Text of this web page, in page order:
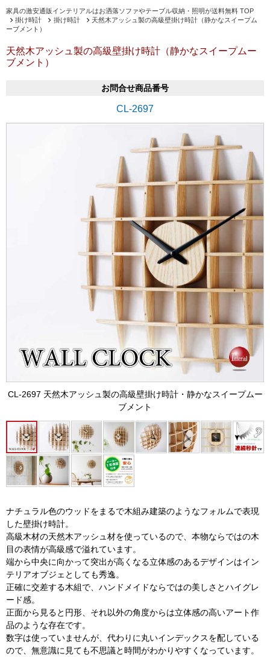
家具の激安通販インテリアルはお洒落ソファやテーブル収納・照明が送料無料 TOP
掛け時計
掛け時計
天然木アッシュ製の高級壁掛け時計（静かなスイープム
ーブメント）
天然木アッシュ製の高級壁掛け時計（静かなスイープムー
ブメント）
お問合せ商品番号
CL-2697
CL-2697 天然木アッシュ製の高級壁掛け時計・静かなスイープムー
ブメント
ナチュラル色のウッドをまるで木組み建築のようなフォルムで表現
した壁掛け時計。
高級木材の天然木アッシュ材を使っているので、本物ならではの木
目の表情が高級感で溢れています。
端から中央に向かって突出が高くなる立体感のあるデザインはイン
テリアオブジェとしても秀逸。
正確に交差する木組で、ハンドメイドならではの美しさとハイグレ
ード感。
正面から見ると円形、それ以外の角度からは立体感の高いアート作
品のような存在です。
数字は使っていませんが、代わりに丸いインデックスを配している
ので、無意識に見ても不思議と時間がわかりやすくなっています。